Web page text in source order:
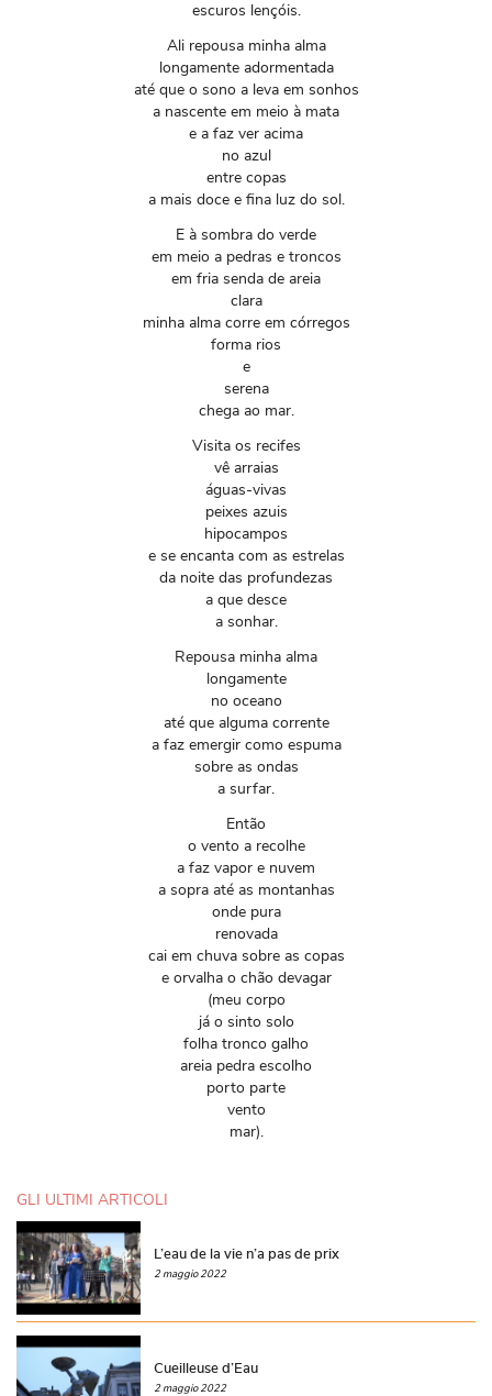
escuros lençóis.
Ali repousa minha alma
longamente adormentada
até que o sono a leva em sonhos
a nascente em meio à mata
e a faz ver acima
no azul
entre copas
a mais doce e fina luz do sol.
E à sombra do verde
em meio a pedras e troncos
em fria senda de areia
clara
minha alma corre em córregos
forma rios
e
serena
chega ao mar.
Visita os recifes
vê arraias
águas-vivas
peixes azuis
hipocampos
e se encanta com as estrelas
da noite das profundezas
a que desce
a sonhar.
Repousa minha alma
longamente
no oceano
até que alguma corrente
a faz emergir como espuma
sobre as ondas
a surfar.
Então
o vento a recolhe
a faz vapor e nuvem
a sopra até as montanhas
onde pura
renovada
cai em chuva sobre as copas
e orvalha o chão devagar
(meu corpo
já o sinto solo
folha tronco galho
areia pedra escolho
porto parte
vento
mar).
GLI ULTIMI ARTICOLI
L’eau de la vie n’a pas de prix
2 maggio 2022
Cueilleuse d’Eau
2 maggio 2022